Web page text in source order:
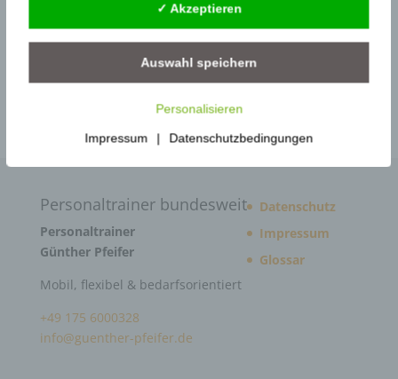
Gewaltschutzkoordinator im
Gewaltschutzkoordinator in Behörden –
Personaltrainer bundesweit
Personaltrainer
Günther Pfeifer
Mobil, flexibel & bedarfsorientiert
+49 175 6000328
info@guenther-pfeifer.de
Datenschutz
Impressum
Glossar
✓ Akzeptieren
Auswahl speichern
Personalisieren
Impressum | Datenschutzbedingungen